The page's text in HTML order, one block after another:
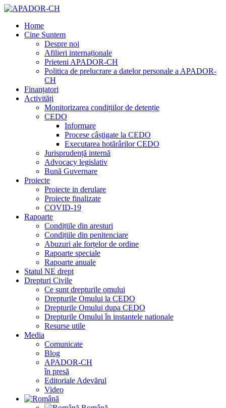
Home
Cine Suntem
Despre noi
Afilieri internaționale
Prieteni APADOR-CH
Politica de prelucrare a datelor personale a APADOR-
CH
Finanțatori
Activități
Monitorizarea condițiilor de detenție
CEDO
Informare
Procese câștigate la CEDO
Executarea hotărârilor CEDO
Jurisprudență internă
Advocacy legislativ
Bună Guvernare
Proiecte
Proiecte in derulare
Proiecte finalizate
COVID-19
Rapoarte
Condițiile din aresturi
Condițiile din penitenciare
Abuzuri ale forțelor de ordine
Rapoarte speciale
Rapoarte anuale
Statul NE drept
Drepturi Civile
Ce sunt drepturile omului
Drepturile Omului la CEDO
Drepturile Omului dupa CEDO
Drepturile Omului în instantele nationale
Resurse utile
Media
Comunicate
Blog
APADOR-CH
în presă
Editoriale Adevărul
Video